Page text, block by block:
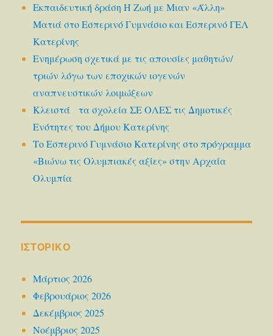
Εκπαιδευτική δράση Η Ζωή με Μιαν «Άλλη»
Ματιά στο Εσπερινό Γυμνάσιο και Εσπερινό ΓΕΛ
Κατερίνης
Ενημέρωση σχετικά με τις απουσίες μαθητών/
τριών λόγω των εποχικών ιογενών
αναπνευστικών λοιμώξεων
Κλειστά τα σχολεία ΣΕ ΟΛΕΣ τις Δημοτικές
Ενότητες του Δήμου Κατερίνης
Το Εσπερινό Γυμνάσιο Κατερίνης στο πρόγραμμα
«Βιώνω τις Ολυμπιακές αξίες» στην Αρχαία
Ολυμπία
ΙΣΤΟΡΙΚΌ
Μάρτιος 2026
Φεβρουάριος 2026
Δεκέμβριος 2025
Νοέμβριος 2025